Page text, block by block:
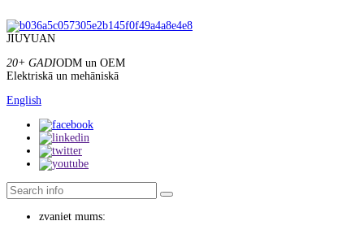
JIUYUAN
20+ GADIODM un OEM
Elektriskā un mehāniskā
English
zvaniet mums: